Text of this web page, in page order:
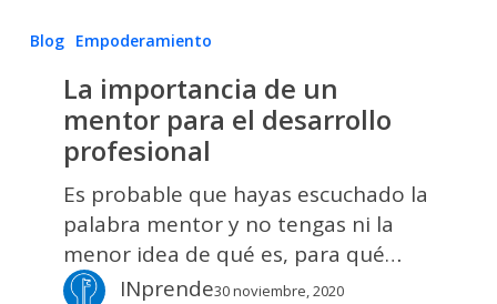
La
mentor
para
desarrollo
profesional
Blog Empoderamiento
La importancia de un
mentor para el desarrollo
profesional
Es probable que hayas escuchado la
palabra mentor y no tengas ni la
menor idea de qué es, para qué…
INprende30 noviembre, 2020